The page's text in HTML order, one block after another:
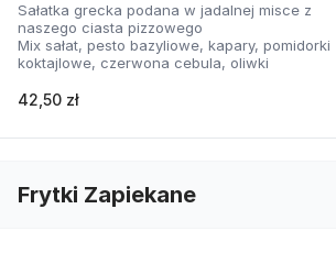
Sałatka grecka podana w jadalnej misce z
naszego ciasta pizzowego
Mix sałat, pesto bazyliowe, kapary, pomidorki
koktajlowe, czerwona cebula, oliwki
42,50 zł
Frytki Zapiekane